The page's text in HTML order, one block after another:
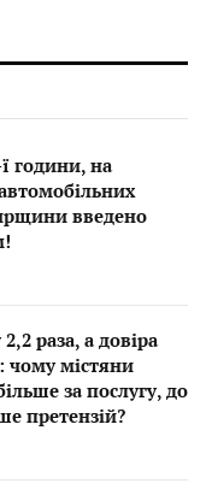
години, на
введено
раза, а довіра
містяни
за послугу, до
претензій?